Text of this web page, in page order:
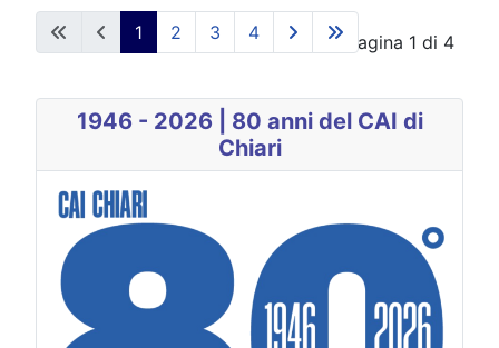
Pagina 1 di 4
1 2 3 4
1946 - 2026 | 80 anni del CAI di
Chiari